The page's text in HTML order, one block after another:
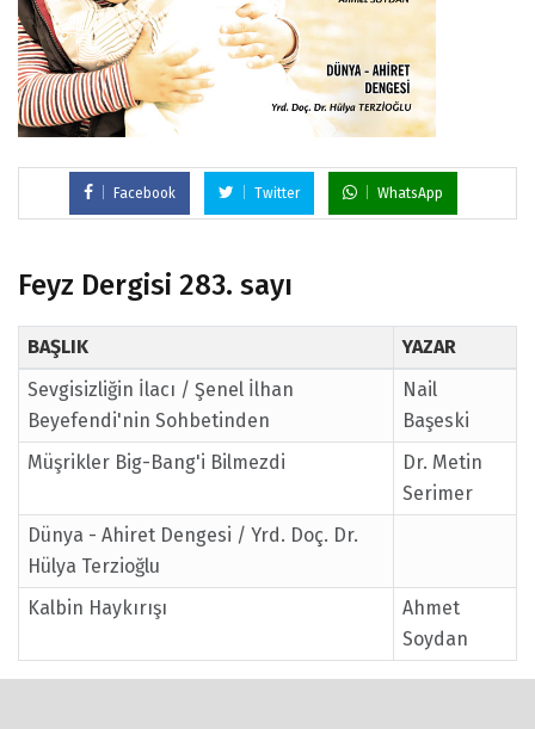
Facebook Twitter WhatsApp
Feyz Dergisi 283. sayı
BAŞLIK
YAZAR
Sevgisizliğin İlacı / Şenel İlhan
Beyefendi'nin Sohbetinden
Nail
Başeski
Müşrikler Big-Bang'i Bilmezdi
Dr. Metin
Serimer
Dünya - Ahiret Dengesi / Yrd. Doç. Dr.
Hülya Terzioğlu
Kalbin Haykırışı
Ahmet
Soydan